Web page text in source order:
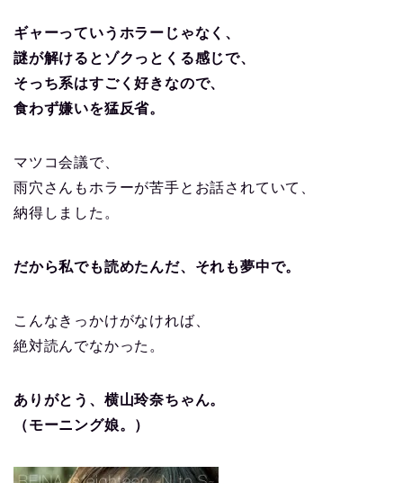
ギャーっていうホラーじゃなく、
謎が解けるとゾクっとくる感じで、
そっち系はすごく好きなので、
食わず嫌いを猛反省。
マツコ会議で、
雨穴さんもホラーが苦手とお話されていて、
納得しました。
だから私でも読めたんだ、それも夢中で。
こんなきっかけがなければ、
絶対読んでなかった。
ありがとう、横山玲奈ちゃん。
（モーニング娘。）